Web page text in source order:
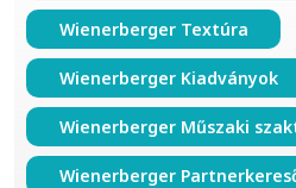
Wienerberger Textúra
Wienerberger Kiadványok
Wienerberger Műszaki
Wienerberger